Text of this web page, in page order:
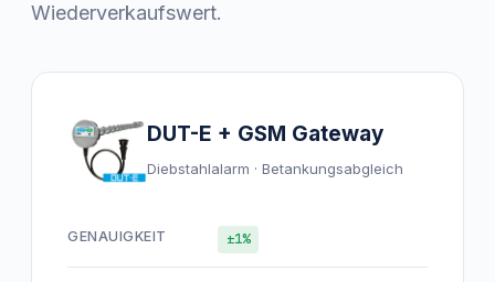
Wiederverkaufswert.
DUT-E + GSM Gateway
Diebstahlalarm · Betankungsabgleich
GENAUIGKEIT ±1%